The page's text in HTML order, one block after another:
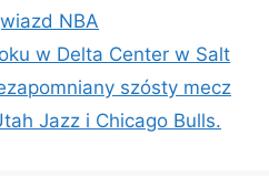
NBA
w Delta Center w Salt
szósty mecz
Jazz i Chicago Bulls.